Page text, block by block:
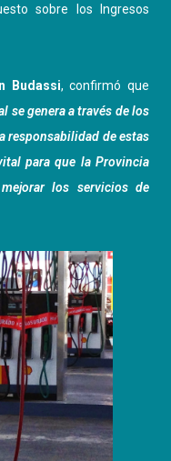
sobre los Ingresos
Budassi, confirmó que
se genera a través de los
responsabilidad de estas
para que la Provincia
los servicios de